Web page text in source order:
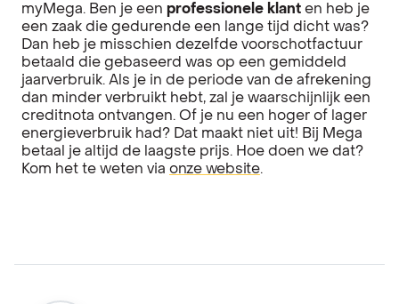
myMega. Ben je een professionele klant en heb je
een zaak die gedurende een lange tijd dicht was?
Dan heb je misschien dezelfde voorschotfactuur
betaald die gebaseerd was op een gemiddeld
jaarverbruik. Als je in de periode van de afrekening
dan minder verbruikt hebt, zal je waarschijnlijk een
creditnota ontvangen. Of je nu een hoger of lager
energieverbruik had? Dat maakt niet uit! Bij Mega
betaal je altijd de laagste prijs. Hoe doen we dat?
Kom het te weten via onze website.